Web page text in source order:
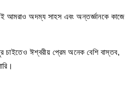
আমরাও অদম্য সাহস এবং অন্তর্জ্ঞানকে কাজে
চাইতেও ঈশ্বরীয় প্রেম অনেক বেশি বাস্তব,